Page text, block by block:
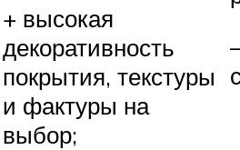
+ высокая
декоративность
покрытия, текстуры
и фактуры на
выбор;